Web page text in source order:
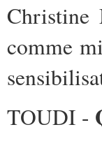
Christine
comme
TOUDI -